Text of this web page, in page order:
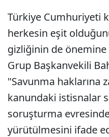
Türkiye Cumhuriyeti
herkesin eşit
gizliğinin de
Grup Başkanvekili
"Savunma haklarına
kanundaki istisnalar
soruşturma
yürütülmesini ifade